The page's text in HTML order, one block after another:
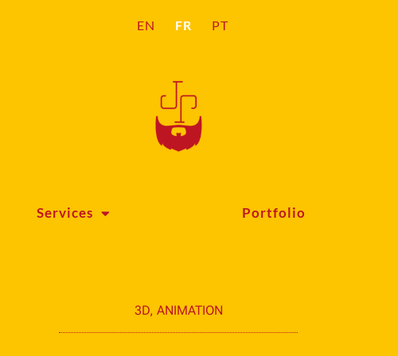
EN FR PT
Services Portfolio
3D, ANIMATION